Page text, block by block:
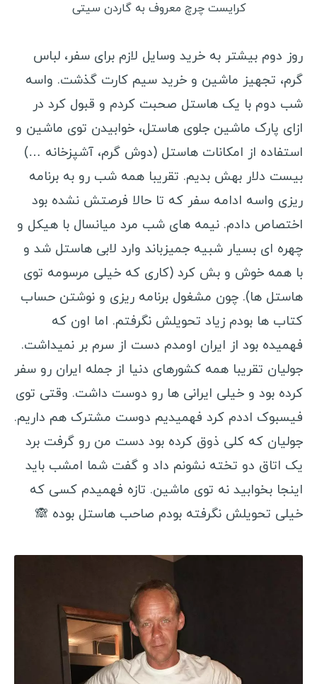
کرایست چرچ معروف به گاردن سیتی
روز دوم بیشتر به خرید وسایل لازم برای سفر، لباس
گرم، تجهیز ماشین و خرید سیم کارت گذشت. واسه
شب دوم با یک هاستل صحبت کردم و قبول کرد در
ازای پارک ماشین جلوی هاستل، خوابیدن توی ماشین و
استفاده از امکانات هاستل (دوش گرم، آشپزخانه …)
بیست دلار بهش بدیم. تقریبا همه شب رو به برنامه
ریزی واسه ادامه سفر که تا حالا فرصتش نشده بود
اختصاص دادم. نیمه های شب مرد میانسال با هیکل و
چهره ای بسیار شبیه جمیزباند وارد لابی هاستل شد و
با همه خوش و بش کرد (کاری که خیلی مرسومه توی
هاستل ها). چون مشغول برنامه ریزی و نوشتن حساب
کتاب ها بودم زیاد تحویلش نگرفتم. اما اون که
فهمیده بود از ایران اومدم دست از سرم بر نمیداشت.
جولیان تقریبا همه کشورهای دنیا از جمله ایران رو سفر
کرده بود و خیلی ایرانی ها رو دوست داشت. وقتی توی
فیسبوک اددم کرد فهمیدیم دوست مشترک هم داریم.
جولیان که کلی ذوق کرده بود دست من رو گرفت برد
یک اتاق دو تخته نشونم داد و گفت شما امشب باید
اینجا بخوابید نه توی ماشین. تازه فهمیدم کسی که
خیلی تحویلش نگرفته بودم صاحب هاستل بوده 🙈